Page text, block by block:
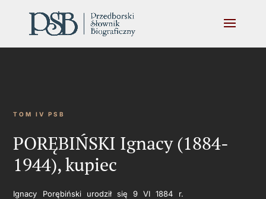
TOM IV PSB
PORĘBIŃSKI Ignacy (1884-
1944), kupiec
Ignacy Porębiński urodził się 9 VI 1884 r.